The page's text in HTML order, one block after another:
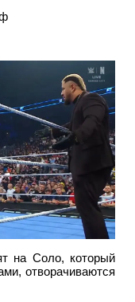
на Соло, который
отворачиваются